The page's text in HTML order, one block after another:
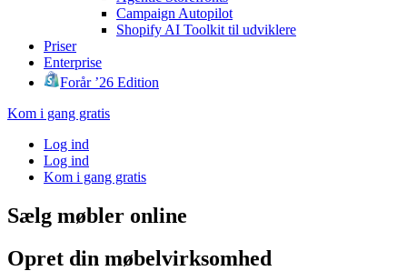
Campaign Autopilot
Shopify AI Toolkit til udviklere
Priser
Enterprise
Forår ’26 Edition
Kom i gang gratis
Log ind
Log ind
Kom i gang gratis
Sælg møbler online
Opret din møbelvirksomhed